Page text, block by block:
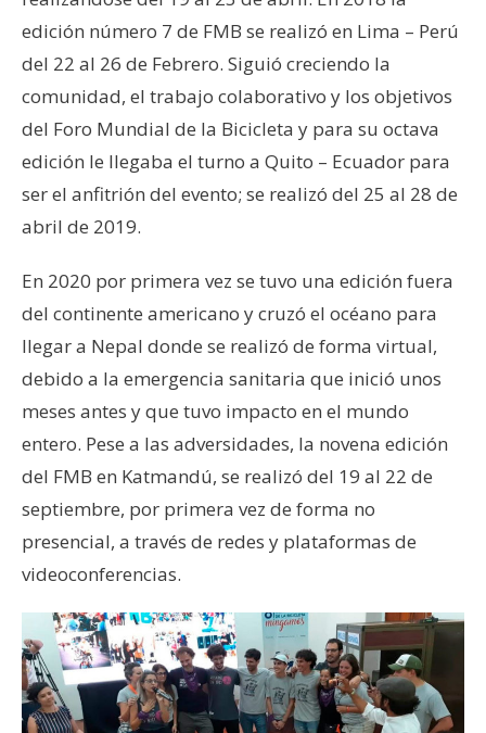
edición número 7 de FMB se realizó en Lima – Perú
del 22 al 26 de Febrero. Siguió creciendo la
comunidad, el trabajo colaborativo y los objetivos
del Foro Mundial de la Bicicleta y para su octava
edición le llegaba el turno a Quito – Ecuador para
ser el anfitrión del evento; se realizó del 25 al 28 de
abril de 2019.
En 2020 por primera vez se tuvo una edición fuera
del continente americano y cruzó el océano para
llegar a Nepal donde se realizó de forma virtual,
debido a la emergencia sanitaria que inició unos
meses antes y que tuvo impacto en el mundo
entero. Pese a las adversidades, la novena edición
del FMB en Katmandú, se realizó del 19 al 22 de
septiembre, por primera vez de forma no
presencial, a través de redes y plataformas de
videoconferencias.